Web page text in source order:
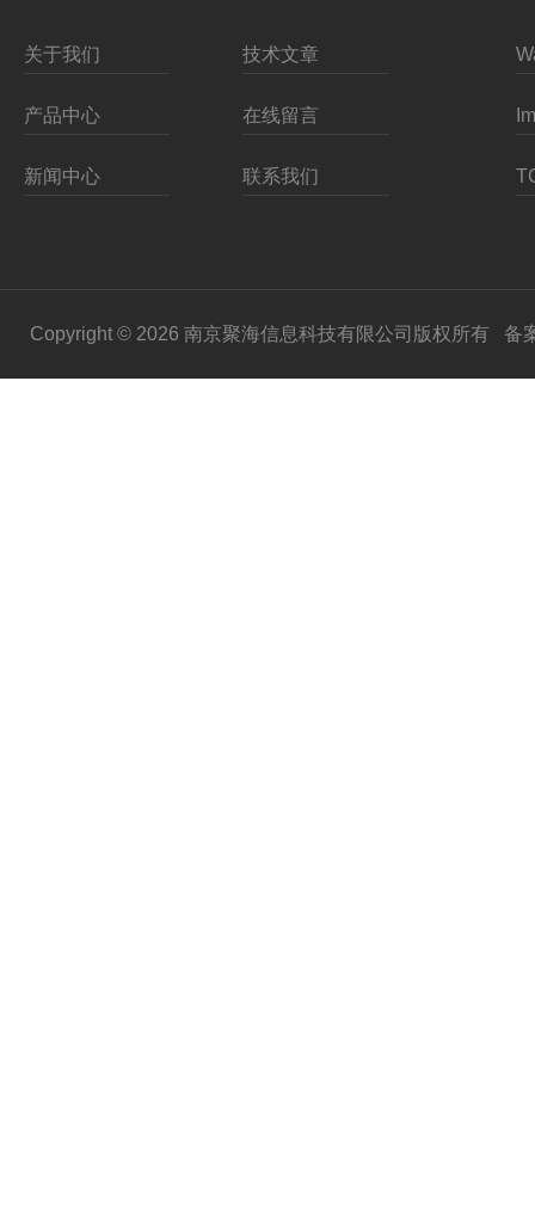
关于我们 技术文章
产品中心 在线留言
新闻中心 联系我们
Copyright © 2026 南京聚海信息科技有限公司版权所有 备